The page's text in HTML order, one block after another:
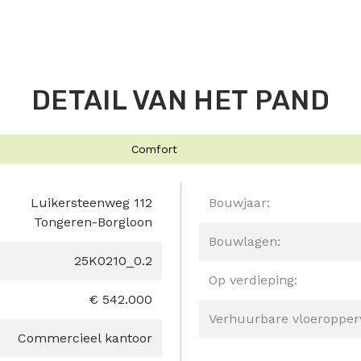
DETAIL VAN HET PAND
Comfort
Luikersteenweg 112
Tongeren-Borgloon
25K0210_0.2
€ 542.000
Commercieel kantoor
Bouwjaar:
Bouwlagen:
Op verdieping:
Verhuurbare